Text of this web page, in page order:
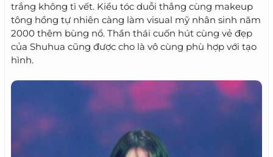
trắng không tì vết. Kiểu tóc duỗi thẳng cùng makeup
tông hồng tự nhiên càng làm visual mỹ nhân sinh năm
2000 thêm bùng nổ. Thần thái cuốn hút cùng vẻ đẹp
của Shuhua cũng được cho là vô cùng phù hợp với tạo
hình.